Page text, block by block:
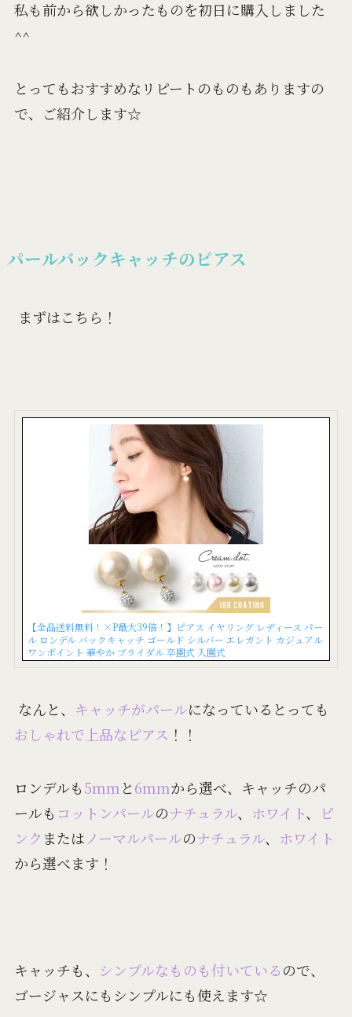
私も前から欲しかったものを初日に購入しました
^^
とってもおすすめなリピートのものもありますの
で、ご紹介します☆
パールバックキャッチのピアス
まずはこちら！
【全品送料無料！×P最大39倍！】ピアス イヤリング レディース パー
ル ロンデル バックキャッチ ゴールド シルバー エレガント カジュアル
ワンポイント 華やか ブライダル 卒園式 入園式
なんと、 キャッチがパールになっているとっても
おしゃれで上品なピアス ！！
ロンデルも5mm と6mmから選べ、キャッチのパ
ールも コットンパールのナチュラル、 ホワイト、
ピ
ンク またはノーマルパールのナチュラル、 ホワイト
から選べます！
キャッチも、 シンプルなものも付いているので、
ゴージャスにもシンプルにも使えます☆